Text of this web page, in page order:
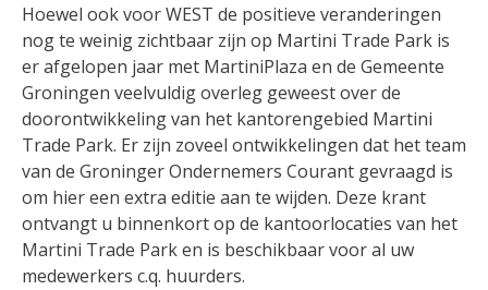
Hoewel ook voor WEST de positieve veranderingen
nog te weinig zichtbaar zijn op Martini Trade Park is
er afgelopen jaar met MartiniPlaza en de Gemeente
Groningen veelvuldig overleg geweest over de
doorontwikkeling van het kantorengebied Martini
Trade Park. Er zijn zoveel ontwikkelingen dat het team
van de Groninger Ondernemers Courant gevraagd is
om hier een extra editie aan te wijden. Deze krant
ontvangt u binnenkort op de kantoorlocaties van het
Martini Trade Park en is beschikbaar voor al uw
medewerkers c.q. huurders.